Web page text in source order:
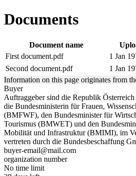
Documents
Document name
First document.pdf
1 Jan
Second document.pdf
1 Jan
Information on this page originates from
Buyer
Auftraggeber sind die Republik
die Bundesministerin für Frauen,
(BMFWF), den Bundesminister für
Tourismus (BMWET) und den
Mobilität und Infrastruktur (BMIMI), im
vertreten durch die Bundesbeschaffung
buyer-email@mail.com
organization number
No time limit